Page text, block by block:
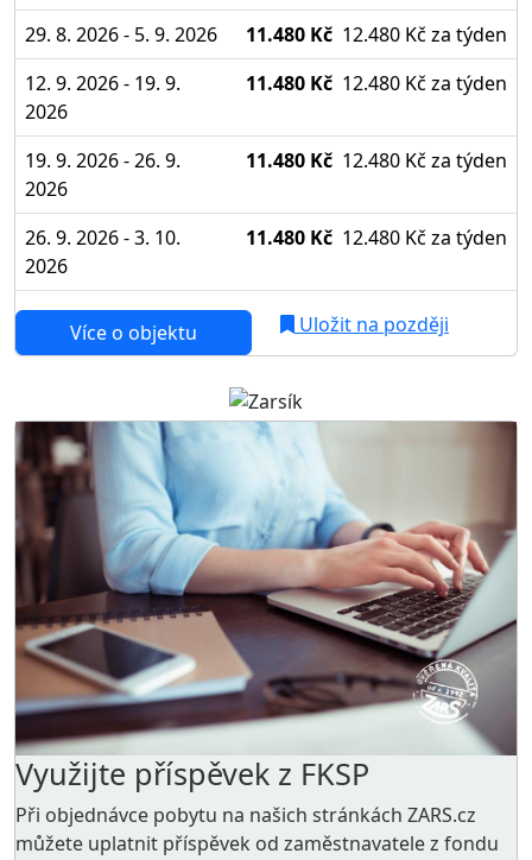
29. 8. 2026 - 5. 9. 2026 11.480 Kč 12.480 Kč za týden
12. 9. 2026 - 19. 9.
2026
11.480 Kč 12.480 Kč za týden
19. 9. 2026 - 26. 9.
2026
11.480 Kč 12.480 Kč za týden
26. 9. 2026 - 3. 10.
2026
11.480 Kč 12.480 Kč za týden
Více o objektu Uložit na později
Využijte příspěvek z FKSP
Při objednávce pobytu na našich stránkách ZARS.cz
můžete uplatnit příspěvek od zaměstnavatele z fondu